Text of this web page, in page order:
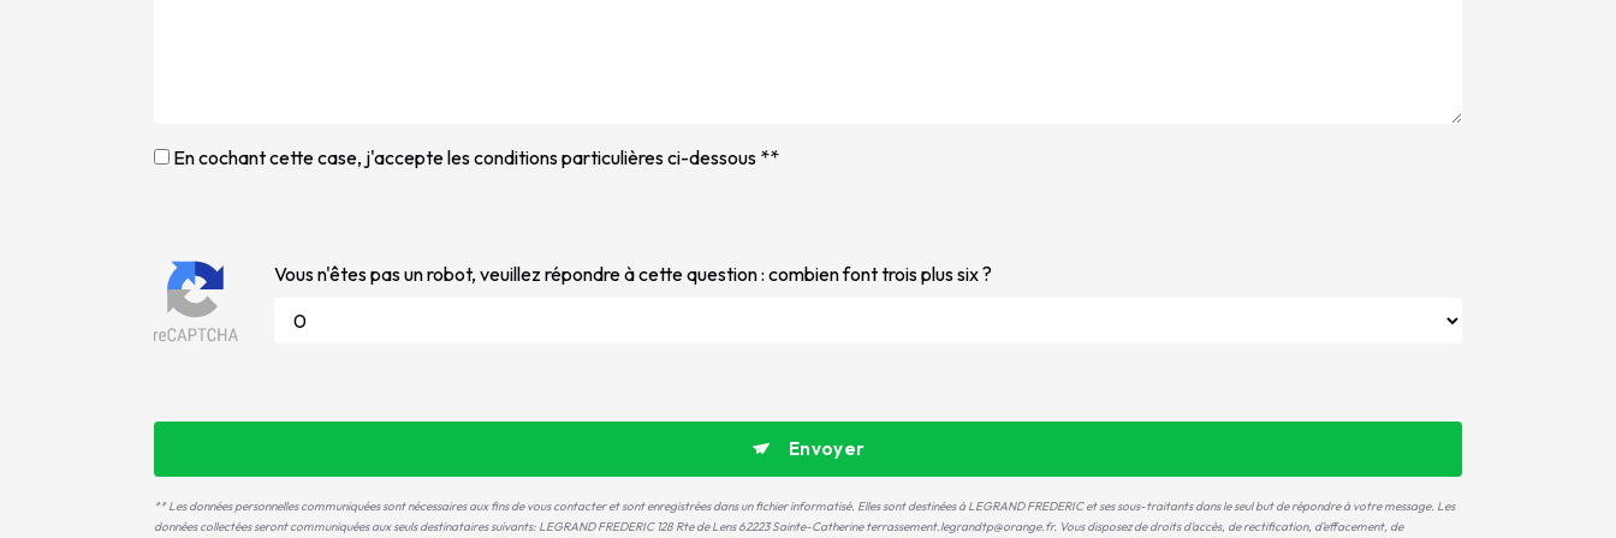
En cochant cette case, j'accepte les conditions particulières ci-dessous **
Vous n'êtes pas un robot, veuillez répondre à cette question : combien font trois plus six ?
Envoyer
** Les données personnelles communiquées sont nécessaires aux fins de vous contacter et sont enregistrées dans un fichier informatisé. Elles sont destinées à LEGRAND FREDERIC et ses sous-traitants dans le seul but de répondre à votre message. Les
données collectées seront communiquées aux seuls destinataires suivants: LEGRAND FREDERIC 128 Rte de Lens 62223 Sainte-Catherine terrassement.legrandtp@orange.fr. Vous disposez de droits d’accès, de rectification, d’effacement, de